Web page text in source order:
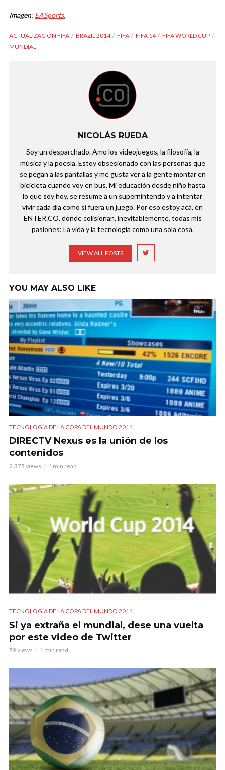
Imagen: EASports.
ACTUALIZACIÓN FIFA BRAZIL 2014 FIFA FIFA 14
FIFA WORLD CUP
MUNDIAL
NICOLÁS RUEDA
Soy un desparchado. Amo los videojuegos, la filosofía, la
música y la poesía. Estoy obsesionado con las personas que
se pegan a las pantallas y me gusta ver a la gente montar en
bicicleta cuando voy en bus. Mi educación desde niño hasta
lo que soy hoy, se resume a un supernintendo y a intentar
vivir cada día como si fuera un juego. Por eso estoy acá, en
ENTER.CO, donde colisionan, inevitablemente, todas mis
pasiones: La vida y la tecnología como una sola cosa.
VIEW ALL POSTS
YOU MAY ALSO LIKE
TECNOLOGÍA DE LA COPA DEL MUNDO 2014
DIRECTV Nexus es la unión de los
contenidos
2.375 views 4 min read
TECNOLOGÍA DE LA COPA DEL MUNDO 2014
Si ya extraña el mundial, dese una vuelta
por este video de Twitter
59 views 1 min read